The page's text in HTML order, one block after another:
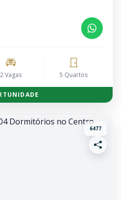
2 Vagas 5 Quartos
6477